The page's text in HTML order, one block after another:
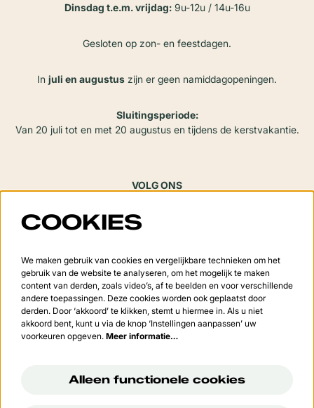
Dinsdag t.e.m. vrijdag:9u-12u / 14u-16u
Gesloten op zon- en feestdagen.
In juli en augustus zijn er geen namiddagopeningen.
Sluitingsperiode:
Van 20 juli tot en met 20 augustus en tijdens de kerstvakantie.
VOLG ONS
Meld je aan voor de nieuwsbrief
Aanmelden
Data Processing Addendum van Google.
COOKIES
We maken gebruik van cookies en vergelijkbare technieken om het
gebruik van de website te analyseren, om het mogelijk te maken
content van derden, zoals video’s, af te beelden en voor verschillende
andere toepassingen. Deze cookies worden ook geplaatst door
derden. Door ‘akkoord’ te klikken, stemt u hiermee in. Als u niet
akkoord bent, kunt u via de knop ‘Instellingen aanpassen’ uw
voorkeuren opgeven. Meer informatie…
Alleen functionele cookies